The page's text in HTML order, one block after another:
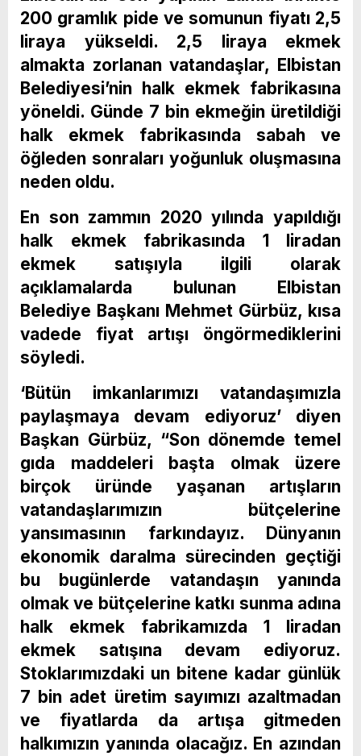
200 gramlık pide ve somunun fiyatı 2,5
liraya yükseldi. 2,5 liraya ekmek
almakta zorlanan vatandaşlar, Elbistan
Belediyesi’nin halk ekmek fabrikasına
yöneldi. Günde 7 bin ekmeğin üretildiği
halk ekmek fabrikasında sabah ve
öğleden sonraları yoğunluk oluşmasına
neden oldu.
En son zammın 2020 yılında yapıldığı
halk ekmek fabrikasında 1 liradan
ekmek satışıyla ilgili olarak
açıklamalarda bulunan Elbistan
Belediye Başkanı Mehmet Gürbüz, kısa
vadede fiyat artışı öngörmediklerini
söyledi.
‘Bütün imkanlarımızı vatandaşımızla
paylaşmaya devam ediyoruz’ diyen
Başkan Gürbüz, “Son dönemde temel
gıda maddeleri başta olmak üzere
birçok üründe yaşanan artışların
vatandaşlarımızın bütçelerine
yansımasının farkındayız. Dünyanın
ekonomik daralma sürecinden geçtiği
bu bugünlerde vatandaşın yanında
olmak ve bütçelerine katkı sunma adına
halk ekmek fabrikamızda 1 liradan
ekmek satışına devam ediyoruz.
Stoklarımızdaki un bitene kadar günlük
7 bin adet üretim sayımızı azaltmadan
ve fiyatlarda da artışa gitmeden
halkımızın yanında olacağız. En azından